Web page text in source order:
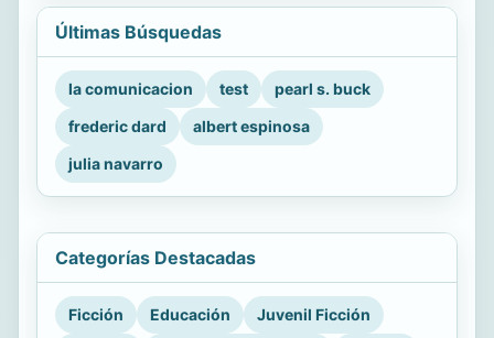
Últimas Búsquedas
la comunicacion test
pearl s. buck
frederic dard
albert espinosa
julia navarro
Categorías Destacadas
Ficción Educación Juvenil Ficción